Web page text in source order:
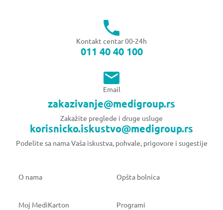
Kontakt centar 00-24h
011 40 40 100
Email
zakazivanje@medigroup.rs
Zakažite preglede i druge usluge
korisnicko.iskustvo@medigroup.rs
Podelite sa nama Vaša iskustva, pohvale, prigovore i sugestije
O nama Opšta bolnica
Moj MediKarton Programi